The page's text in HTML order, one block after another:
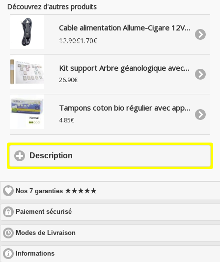
Découvrez d'autres produits
Cable alimentation Allume-Cigare 12V pour appareils avec prise jack 3.5mm
12.90€1.70€
Kit support Arbre géanologique avec cadre, carton et papier recyclé
26.90€
Tampons coton bio régulier avec applicateur, boite de 16
4.85€
Description
to
contents
Nos 7 garanties★★★★★
Paiement sécurisé
to
expand
Modes de Livraison
to
Informations